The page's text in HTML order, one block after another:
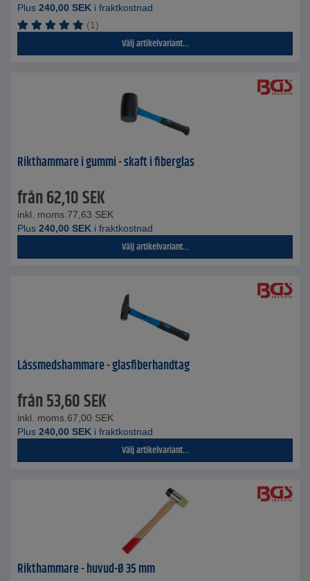
Plus 240,00 SEK i fraktkostnad
(1)
Välj artikelvariant...
Rikthammare i gummi - skaft i fiberglas
från62,10SEK
inkl. moms. 77,63 SEK
Plus 240,00 SEK i fraktkostnad
Välj artikelvariant...
Låssmedshammare - glasfiberhandtag
från53,60SEK
inkl. moms. 67,00 SEK
Plus 240,00 SEK i fraktkostnad
Välj artikelvariant...
Rikthammare - huvud-Ø 35 mm